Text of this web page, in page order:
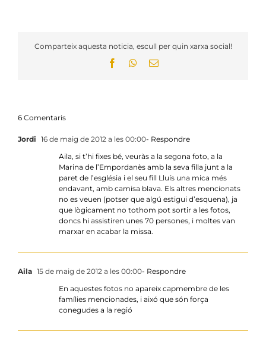
Comparteix aquesta noticia, escull per quin xarxa social!
FacebookWhatsApp
Email:
6 Comentaris
Jordi 16 de maig de 2012 a les 00:00- Respondre
Aila, si t’hi fixes bé, veuràs a la segona foto, a la
Marina de l’Empordanès amb la seva filla junt a la
paret de l’església i el seu fill Lluís una mica més
endavant, amb camisa blava. Els altres mencionats
no es veuen (potser que algú estigui d’esquena), ja
que lògicament no tothom pot sortir a les fotos,
doncs hi assistiren unes 70 persones, i moltes van
marxar en acabar la missa.
Aila 15 de maig de 2012 a les 00:00- Respondre
En aquestes fotos no apareix capmembre de les
famílies mencionades, i aixó que són força
conegudes a la regió